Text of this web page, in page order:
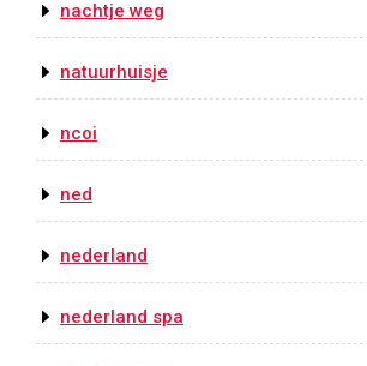
nachtje weg
natuurhuisje
ncoi
ned
nederland
nederland spa